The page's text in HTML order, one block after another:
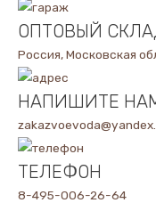
ОПТОВЫЙ
Россия, Московская
НАПИШИТЕ
ТЕЛЕФОН
8-495-006-26-64